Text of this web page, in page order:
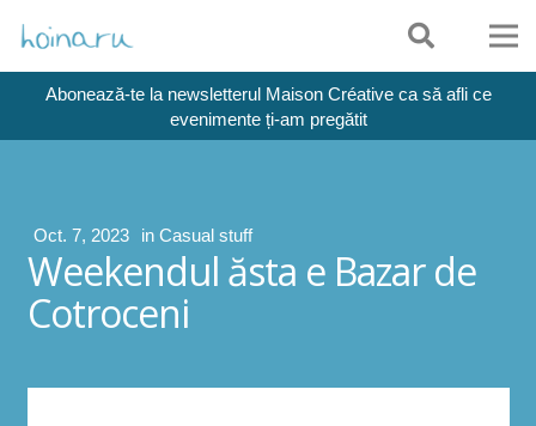
Abonează-te la newsletterul Maison Créative ca să afli ce
evenimente ți-am pregătit
Oct. 7, 2023 in Casual stuff
Weekendul ăsta e Bazar de
Cotroceni